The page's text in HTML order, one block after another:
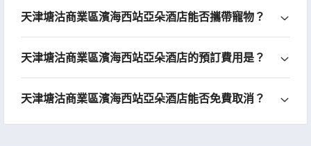
天津塘沽商業區濱海西站亞朵酒店能否攜帶寵物？
天津塘沽商業區濱海西站亞朵酒店的預訂費用是？
天津塘沽商業區濱海西站亞朵酒店能否免費取消？